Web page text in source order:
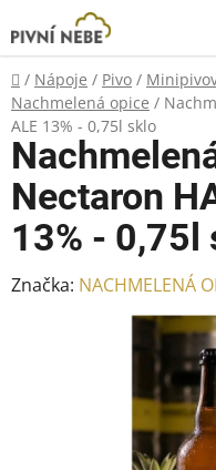
na
obsah
Domů
/ Nápoje / Pivo /
Nachmelená opice /
ALE 13% - 0,75l sklo
Nectaron
13% - 0,75l
Značka: NACHMELENÁ